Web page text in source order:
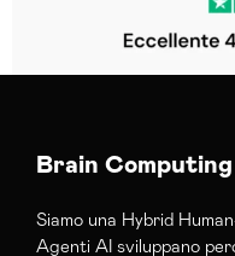
Brain
Siamo una Hybrid
Agenti AI sviluppano